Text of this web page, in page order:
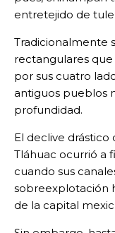
entretejido de
Tradicionalmente
rectangulares
por sus cuatro
antiguos pueblos
profundidad.
El declive
Tláhuac ocurrió a
cuando sus
sobreexplotación
de la capital